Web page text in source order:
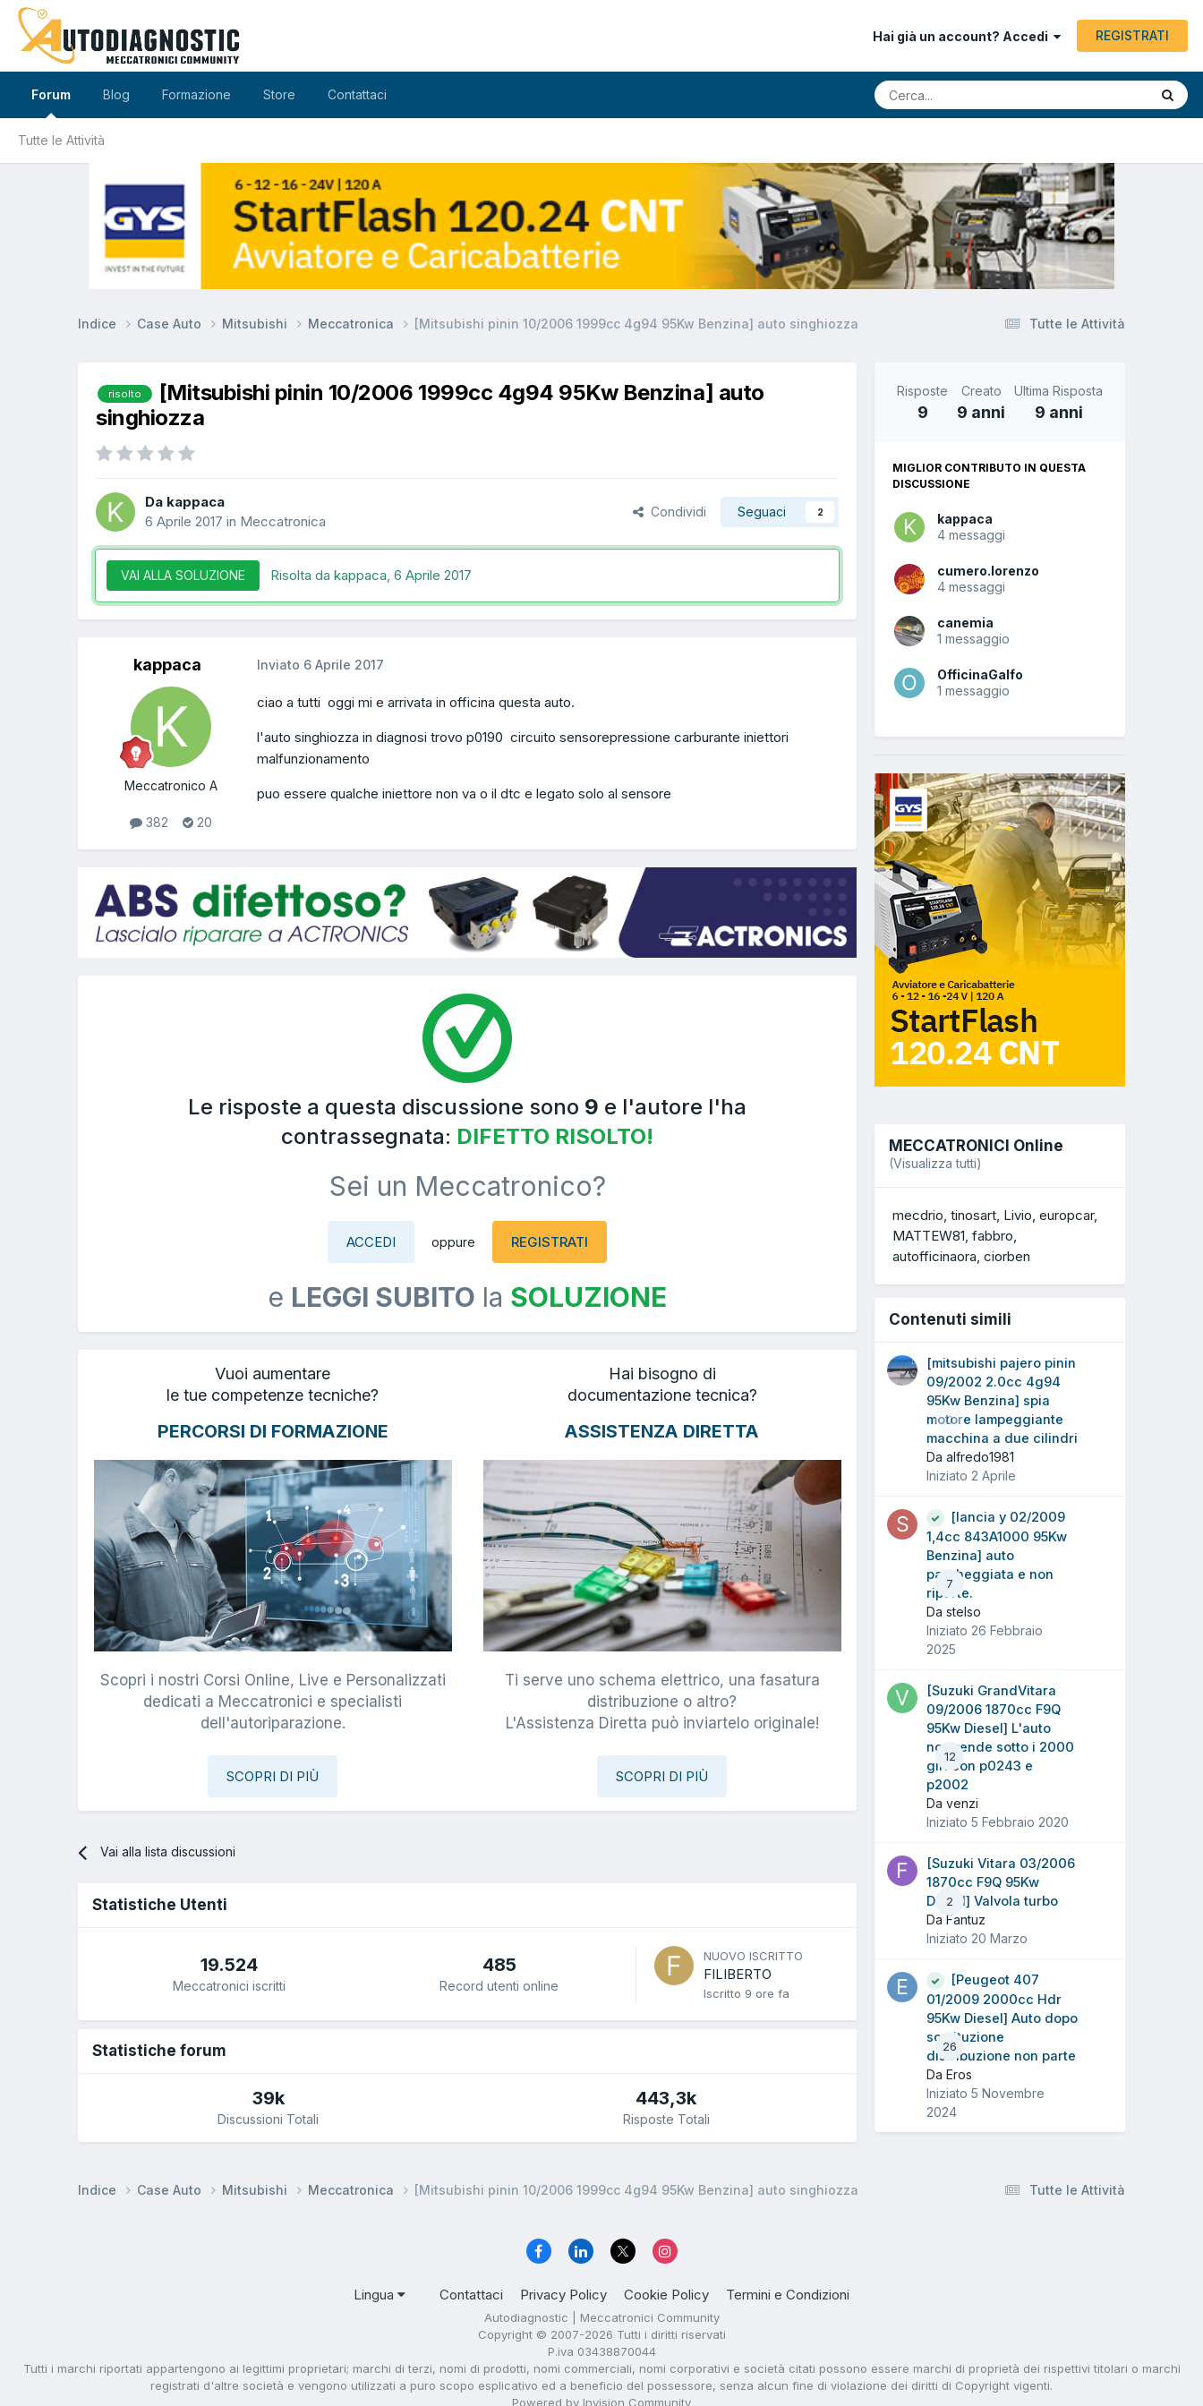
Hai già un account? Accedi REGISTRATI
Forum
Tutte le Attività
Blog Formazione Store Contattaci
Tutte le Attività
Indice Case Auto Mitsubishi Meccatronica [Mitsubishi pinin 10/2006 1999cc 4g94 95Kw Benzina] auto singhiozza
risolto
[Mitsubishi pinin 10/2006 1999cc 4g94 95Kw Benzina] auto
singhiozza
Da kappaca
6 Aprile 2017 in Meccatronica
Condividi Seguaci 2
VAI ALLA SOLUZIONE Risolta da kappaca, 6 Aprile 2017
kappaca
Meccatronico A
382 20
Inviato 6 Aprile 2017
ciao a tutti oggi mi e arrivata in officina questa auto.
l'auto singhiozza in diagnosi trovo p0190 circuito sensorepressione carburante iniettori
malfunzionamento
puo essere qualche iniettore non va o il dtc e legato solo al sensore
Le risposte a questa discussione sono 9 e l'autore l'ha
contrassegnata: DIFETTO RISOLTO!
Sei un Meccatronico?
ACCEDI oppure REGISTRATI
e LEGGI SUBITO la SOLUZIONE
Vuoi aumentare
le tue competenze tecniche?
PERCORSI DI FORMAZIONE
Scopri i nostri Corsi Online, Live e Personalizzati
dedicati a Meccatronici e specialisti
dell'autoriparazione.
SCOPRI DI PIÙ
Hai bisogno di
documentazione tecnica?
ASSISTENZA DIRETTA
Ti serve uno schema elettrico, una fasatura
distribuzione o altro?
L'Assistenza Diretta può inviartelo originale!
SCOPRI DI PIÙ
Vai alla lista discussioni
Statistiche Utenti
19.524
Meccatronici iscritti
485
Record utenti online
NUOVO ISCRITTO
FILIBERTO
Iscritto 9 ore fa
Statistiche forum
39k
Discussioni Totali
443,3k
Risposte Totali
Risposte
9
Creato
9 anni
Ultima Risposta
9 anni
MIGLIOR CONTRIBUTO IN QUESTA
DISCUSSIONE
kappaca
4 messaggi
cumero.lorenzo
4 messaggi
canemia
1 messaggio
OfficinaGalfo
1 messaggio
MECCATRONICI Online
(Visualizza tutti)
mecdrio tinosart Livio europcar
MATTEW81 fabbro
autofficinaora ciorben
Contenuti simili
0
[mitsubishi pajero pinin
09/2002 2.0cc 4g94
95Kw Benzina] spia
motore lampeggiante
macchina a due cilindri
Da alfredo1981
Iniziato 2 Aprile
7
[lancia y 02/2009
1,4cc 843A1000 95Kw
Benzina] auto
parcheggiata e non
riparte.
Da stelso
Iniziato 26 Febbraio
2025
12
[Suzuki GrandVitara
09/2006 1870cc F9Q
95Kw Diesel] L'auto
non rende sotto i 2000
giri con p0243 e
p2002
Da venzi
Iniziato 5 Febbraio 2020
2
[Suzuki Vitara 03/2006
1870cc F9Q 95Kw
Diesel] Valvola turbo
Da Fantuz
Iniziato 20 Marzo
26
[Peugeot 407
01/2009 2000cc Hdr
95Kw Diesel] Auto dopo
sostituzione
distribuzione non parte
Da Eros
Iniziato 5 Novembre
2024
Tutte le Attività
Indice Case Auto Mitsubishi Meccatronica [Mitsubishi pinin 10/2006 1999cc 4g94 95Kw Benzina] auto singhiozza
Lingua Contattaci Privacy Policy Cookie Policy Termini e Condizioni
Autodiagnostic | Meccatronici Community
Copyright © 2007-2026 Tutti i diritti riservati
P.iva 03438870044
Tutti i marchi riportati appartengono ai legittimi proprietari; marchi di terzi, nomi di prodotti, nomi commerciali, nomi corporativi e società citati possono essere marchi di proprietà dei rispettivi titolari o marchi
registrati d'altre società e vengono utilizzati a puro scopo esplicativo ed a beneficio del possessore, senza alcun fine di violazione dei diritti di Copyright vigenti.
Powered by Invision Community